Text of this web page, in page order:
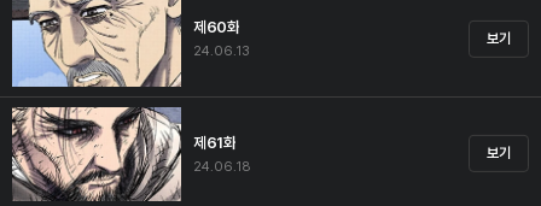
제60화
24.06.13
보기
제61화
24.06.18
보기